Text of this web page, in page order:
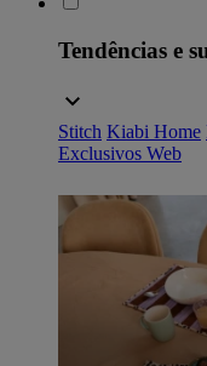
Tendências e
Stitch Kiabi Home
Exclusivos Web